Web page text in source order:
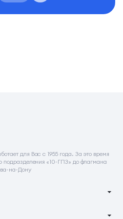
для Вас с 1955 года. За это время
подразделения «10-ГПЗ» до флагмана
на-Дону